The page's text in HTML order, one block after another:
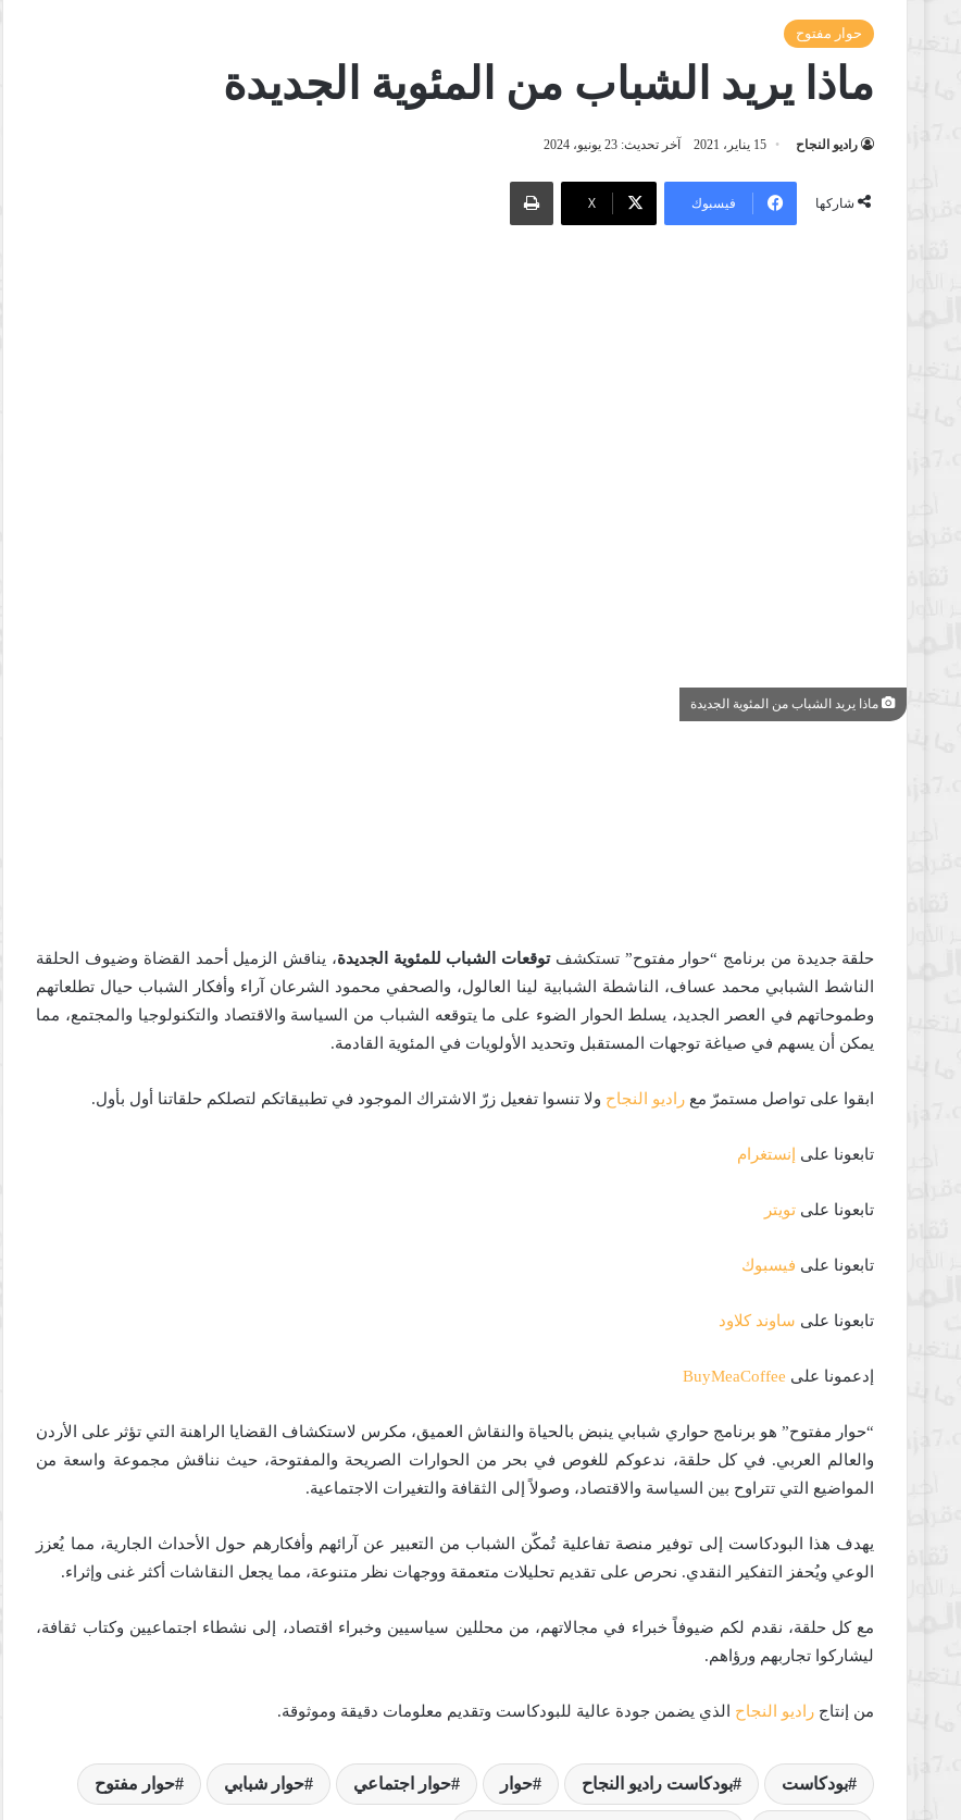
حوار مفتوح
ماذا يريد الشباب من المئوية الجديدة
راديو النجاح 15 يناير، 2021 آخر تحديث: 23 يونيو، 2024
شاركها فيسبوك ‫X
طباعة
ماذا يريد الشباب من المئوية الجديدة
حلقة جديدة من برنامج “حوار مفتوح” تستكشفتوقعات الشباب للمئوية الجديدة، يناقش الزميل أحمد القضاة وضيوف الحلقة
الناشط الشبابي محمد عساف، الناشطة الشبابية لينا العالول، والصحفي محمود الشرعان آراء وأفكار الشباب حيال تطلعاتهم
وطموحاتهم في العصر الجديد، يسلط الحوار الضوء على ما يتوقعه الشباب من السياسة والاقتصاد والتكنولوجيا والمجتمع، مما
يمكن أن يسهم في صياغة توجهات المستقبل وتحديد الأولويات في المئوية القادمة.
ابقوا على تواصل مستمرّ مع راديو النجاح ولا تنسوا تفعيل زرّ الاشتراك الموجود في تطبيقاتكم لتصلكم حلقاتنا أول بأول.
تابعونا على إنستغرام
تابعونا على تويتر
تابعونا على فيسبوك
تابعونا على ساوند كلاود
إدعمونا على BuyMeaCoffee
“حوار مفتوح” هو برنامج حواري شبابي ينبض بالحياة والنقاش العميق، مكرس لاستكشاف القضايا الراهنة التي تؤثر على الأردن
والعالم العربي. في كل حلقة، ندعوكم للغوص في بحر من الحوارات الصريحة والمفتوحة، حيث نناقش مجموعة واسعة من
المواضيع التي تتراوح بين السياسة والاقتصاد، وصولاً إلى الثقافة والتغيرات الاجتماعية.
يهدف هذا البودكاست إلى توفير منصة تفاعلية تُمكّن الشباب من التعبير عن آرائهم وأفكارهم حول الأحداث الجارية، مما يُعزز
الوعي ويُحفز التفكير النقدي. نحرص على تقديم تحليلات متعمقة ووجهات نظر متنوعة، مما يجعل النقاشات أكثر غنى وإثراء.
مع كل حلقة، نقدم لكم ضيوفاً خبراء في مجالاتهم، من محللين سياسيين وخبراء اقتصاد، إلى نشطاء اجتماعيين وكتاب ثقافة،
ليشاركوا تجاربهم ورؤاهم.
من إنتاج راديو النجاح الذي يضمن جودة عالية للبودكاست وتقديم معلومات دقيقة وموثوقة.
بودكاست بودكاست راديو النجاح حوار حوار اجتماعي حوار شبابي حوار مفتوح